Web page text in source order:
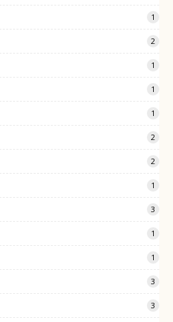
1
2
1
1
1
2
2
1
3
1
1
3
3